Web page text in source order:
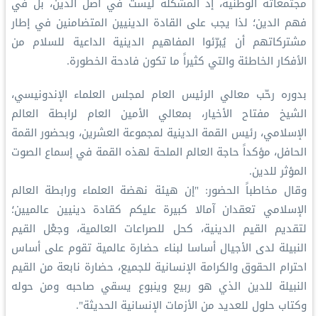
فهم الدين؛ لذا يجب على القادة الدينيين المتضامنين في إطار
مشتركاتهم أن يُبرّئوا المفاهيم الدينية الداعية للسلام من
الأفكار الخاطئة والتي كثيراً ما تكون فادحة الخطورة.
بدوره رحّب معالي الرئيس العام لمجلس العلماء الإندونيسي،
الشيخ مفتاح الأخيار، بمعالي الأمين العام لرابطة العالم
الإسلامي، رئيس القمة الدينية لمجموعة العشرين، وبحضور القمة
الحافل، مؤكداً حاجة العالم الملحة لهذه القمة في إسماع الصوت
المؤثر للدين.
وقال مخاطباً الحضور: "إن هيئة نهضة العلماء ورابطة العالم
الإسلامي تعقدان آمالا كبيرة عليكم كقادة دينيين عالميين؛
لتقديم القيم الدينية، كحل للصراعات العالمية، وجعْل القيم
النبيلة لدى الأجيال أساسا لبناء حضارة عالمية تقوم على أساس
احترام الحقوق والكرامة الإنسانية للجميع، حضارة نابعة من القيم
النبيلة للدين الذي هو ربيع وينبوع يسقي صاحبه ومن حوله
وكتاب حلول للعديد من الأزمات الإنسانية الحديثة".